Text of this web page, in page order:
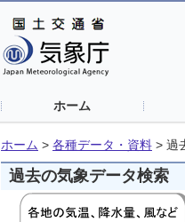
ホーム
ホーム > 各種データ・資料 > 過
過去の気象データ検索